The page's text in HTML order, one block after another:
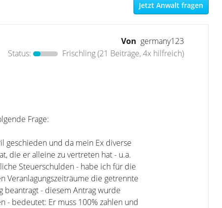
Jetzt Anwalt fragen
Von germany123
Status:
Frischling(21 Beiträge, 4x hilfreich)
Frage:
geschieden und da mein Ex diverse
die er alleine zu vertreten hat - u.a.
Steuerschulden - habe ich für die
Veranlagungszeiträume die getrennte
beantragt - diesem Antrag wurde
- bedeutet: Er muss 100% zahlen und